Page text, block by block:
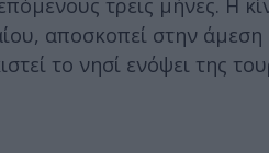
επόμενους τρεις μήνες.
αποσκοπεί στην
το νησί ενόψει της